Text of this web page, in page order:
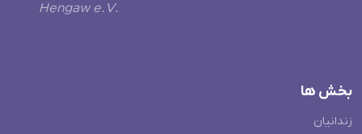
Hengaw e.V.
بخش ها
زندانیان